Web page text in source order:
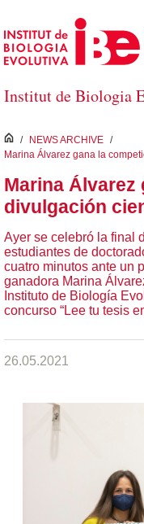
Saltar al contenido
Institut de Biologia
inici
/ NEWS ARCHIVE /
Marina Álvarez gana la
Marina Álvarez
divulgación
Ayer se celebró la final
estudiantes de
cuatro minutos ante un
ganadora Marina
Instituto de Biología
concurso “Lee tu tesis
26.05.2021